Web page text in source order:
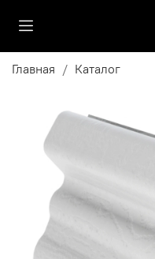
Главная Каталог